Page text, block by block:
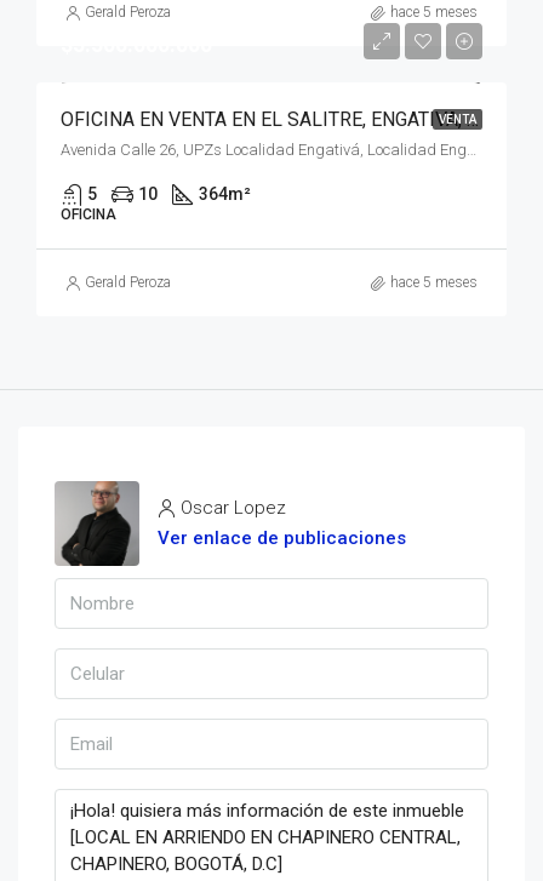
Gerald Peroza hace 5 meses
VENTA
OFICINA EN VENTA EN EL SALITRE, ENGATIVA, BOGOTÁ, D.C
Avenida Calle 26, UPZs Localidad Engativá, Localidad Engativá, Bogotá, Bogotá, Distrito Capital, RAP (Especial) Central, 111071, Colombia
5 10 364m²
OFICINA
Gerald Peroza hace 5 meses
Oscar Lopez
Ver enlace de publicaciones